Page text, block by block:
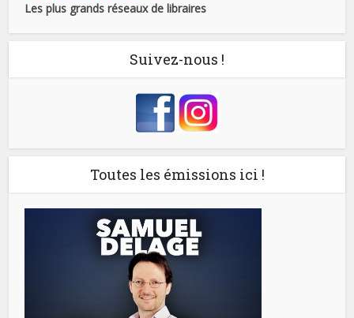
Les plus grands réseaux de libraires
Suivez-nous !
Toutes les émissions ici !